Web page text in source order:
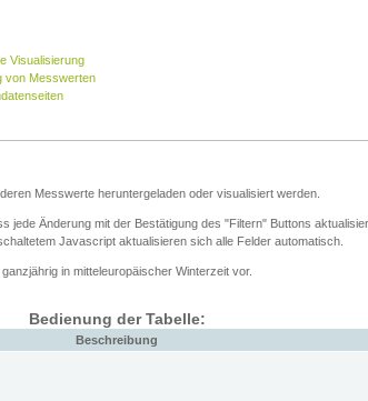
Visualisierung
von Messwerten
Messwerte heruntergeladen oder visualisiert werden.
jede Änderung mit der Bestätigung des "Filtern" Buttons
Javascript aktualisieren sich alle Felder automatisch.
in mitteleuropäischer Winterzeit vor.
Bedienung der Tabelle:
Beschreibung